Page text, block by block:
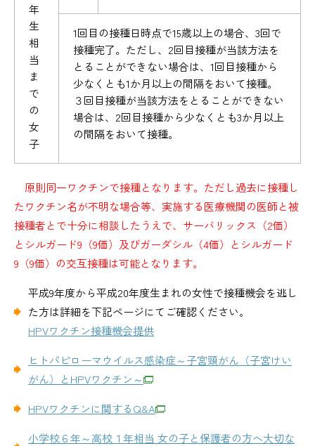
年
生
相
当
ま
で
の
女
子
1回目の接種日時点で15歳以上の場合、3回で
接種完了。ただし、2回目接種が当該方法を
とることができない場合は、1回目接種から
少なくとも1か月以上の間隔をおいて接種。
３回目接種が当該方法をとることができない
場合は、2回目接種から少なくとも3か月以上
の間隔をおいて接種。
原則同一ワクチンで接種となります。ただし過去に接種し
たワクチン名が不明な場合等、実施する医療機関の医師と被
接種者とで十分に相談したうえで、サーバリックス（2価）
とシルガード9（9価）及びガーダシル（4価）とシルガード
9（9価）の交互接種は可能となります。
平成9年度から平成20年度生まれの女性で接種機会を逃し
た方は詳細を下記ページにてご確認ください。
HPVワクチン接種機会提供
ヒトパピローマウイルス感染症～子宮頸がん（子宮けい
がん）とHPVワクチン～
HPVワクチンに関するQ&A
小学校６年～高校１年相当 女の子と保護者の方へ大切な